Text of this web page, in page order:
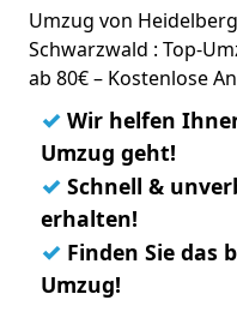
Umzug von
Schwarzwald : Top-
ab 80€ – Kostenlose
✓ Wir helfen
Umzug geht!
✓ Schnell &
erhalten!
✓ Finden Sie das
Umzug!